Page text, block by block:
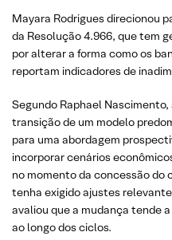
Mayara Rodrigues direcionou
da Resolução 4.966, que tem
por alterar a forma como os
reportam indicadores de
Segundo Raphael
transição de um modelo
para uma abordagem
incorporar cenários
no momento da concessão do
tenha exigido ajustes
avaliou que a mudança tende
ao longo dos ciclos.